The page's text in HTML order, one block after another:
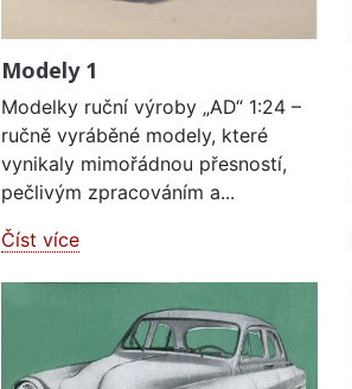
Modely 1
Modelky ruční výroby „AD“ 1:24 –
ručně vyráběné modely, které
vynikaly mimořádnou přesností,
pečlivým zpracováním a...
Číst více